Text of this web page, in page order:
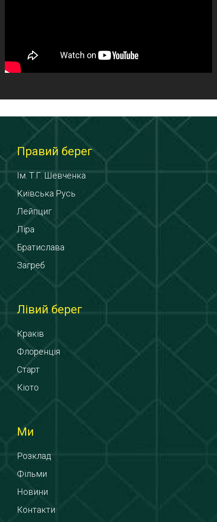
Правий берег
Ім. Т.Г. Шевченка
Київська Русь
Лейпциг
Ліра
Братислава
Загреб
Лівий берег
Краків
Флоренція
Старт
Кіото
Ми
Розклад
Фільми
Новини
Контакти